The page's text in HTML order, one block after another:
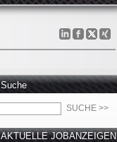
Suche
AKTUELLE JOBANZEIGEN